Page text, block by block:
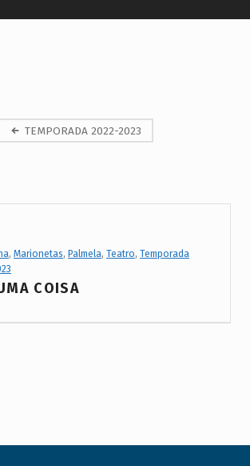
TEMPORADA 2022-2023
,Marionetas,Palmela,Teatro,Temporada
COISA